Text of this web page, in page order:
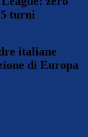
turni
italiane
di Europa